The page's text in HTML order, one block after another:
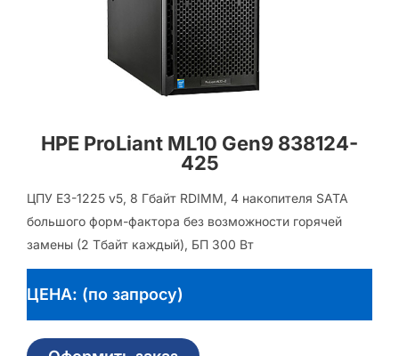
HPE ProLiant ML10 Gen9 838124-
425
ЦПУ E3-1225 v5, 8 Гбайт RDIMM, 4 накопителя SATA
большого форм-фактора без возможности горячей
замены (2 Тбайт каждый), БП 300 Вт
ЦЕНА: (по запросу)